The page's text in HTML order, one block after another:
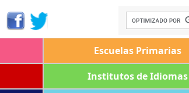
Escuelas Primarias
Institutos de Idiomas